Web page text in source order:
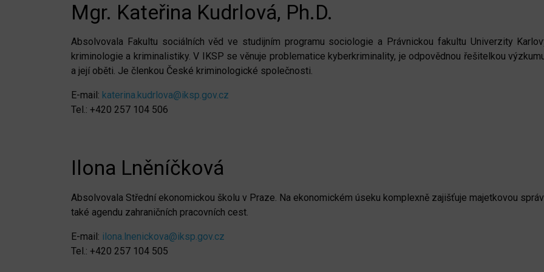
Mgr. Kateřina Kudrlová, Ph.D.
Absolvovala Fakultu sociálních věd ve studijním programu sociologie a Právnickou fakultu Univerzity
kriminologie a kriminalistiky. V IKSP se věnuje problematice kyberkriminality, je odpovědnou řešitelkou
a její oběti. Je členkou České kriminologické společnosti.
E-mail: katerina.kudrlova@iksp.gov.cz
Tel.: +420 257 104 506
Ilona Lněníčková
Absolvovala Střední ekonomickou školu v Praze. Na ekonomickém úseku komplexně zajišťuje majetkovou
také agendu zahraničních pracovních cest.
E-mail: ilona.lnenickova@iksp.gov.cz
Tel.: +420 257 104 505